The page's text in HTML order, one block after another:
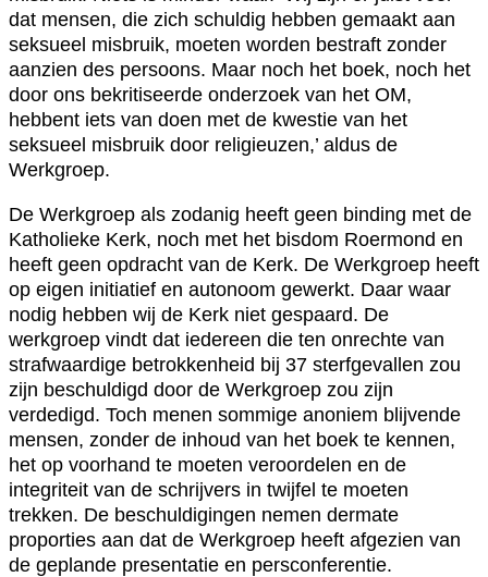
dat mensen, die zich schuldig hebben gemaakt aan
seksueel misbruik, moeten worden bestraft zonder
aanzien des persoons. Maar noch het boek, noch het
door ons bekritiseerde onderzoek van het OM,
hebbent iets van doen met de kwestie van het
seksueel misbruik door religieuzen,’ aldus de
Werkgroep.
De Werkgroep als zodanig heeft geen binding met de
Katholieke Kerk, noch met het bisdom Roermond en
heeft geen opdracht van de Kerk. De Werkgroep heeft
op eigen initiatief en autonoom gewerkt. Daar waar
nodig hebben wij de Kerk niet gespaard. De
werkgroep vindt dat iedereen die ten onrechte van
strafwaardige betrokkenheid bij 37 sterfgevallen zou
zijn beschuldigd door de Werkgroep zou zijn
verdedigd. Toch menen sommige anoniem blijvende
mensen, zonder de inhoud van het boek te kennen,
het op voorhand te moeten veroordelen en de
integriteit van de schrijvers in twijfel te moeten
trekken. De beschuldigingen nemen dermate
proporties aan dat de Werkgroep heeft afgezien van
de geplande presentatie en persconferentie.